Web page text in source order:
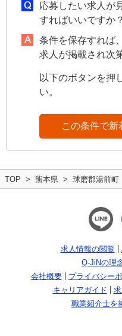
応募したい求人が
すればいいですか？
条件を保存すれば
求人が掲載され次
以下のボタンを押
い。
この条件で新
TOP 熊本県 球磨郡湯前町
求人情報の閲覧
Q-JiNの理
会社概要
プライバシー
キャリアガイド
職業紹介士を